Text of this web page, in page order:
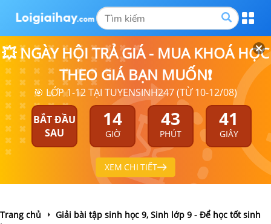
💥 NGÀY HỘI TRẢ GIÁ - MUA KHOÁ HỌC
THEO GIÁ BẠN MUỐN❗
🎯 LỚP 1-12 TẠI TUYENSINH247 (TỪ 10-12/08)
BẮT ĐẦU
SAU
14
GIỜ
43
PHÚT
40
GIÂY
XEM CHI TIẾT
Trang chủ
Giải bài tập sinh học 9, Sinh lớp 9 - Để học tốt sinh